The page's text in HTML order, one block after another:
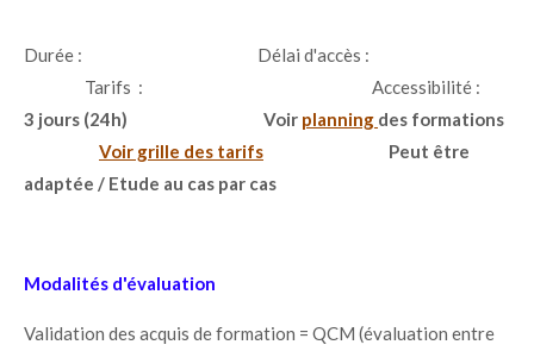
Durée : Délai d'accès :
Tarifs : Accessibilité :
3 jours (24h)
Voir planning des formations
Voir grille des tarifs
Peut être
adaptée / Etude au cas par cas
Modalités d'évaluation
Validation des acquis de formation = QCM (évaluation entre